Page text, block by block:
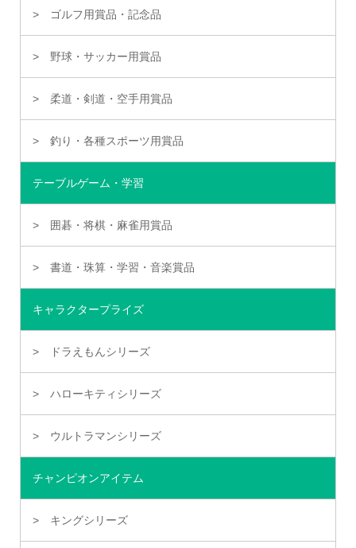
ゴルフ用賞品・記念品
野球・サッカー用賞品
柔道・剣道・空手用賞品
釣り・各種スポーツ用賞品
テーブルゲーム・学習
囲碁・将棋・麻雀用賞品
書道・珠算・学習・音楽賞品
キャラクタープライズ
ドラえもんシリーズ
ハローキティシリーズ
ウルトラマンシリーズ
チャンピオンアイテム
キングシリーズ